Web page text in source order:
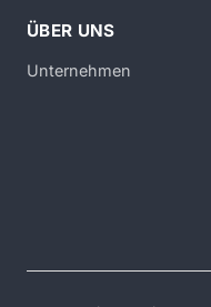
ÜBER UNS
Unternehmen